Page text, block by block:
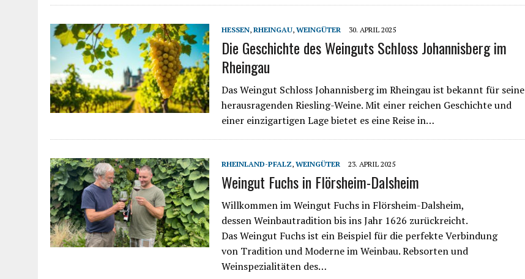
HESSEN, RHEINGAU, WEINGÜTER 30. APRIL 2025
Die Geschichte des Weinguts Schloss Johannisberg im
Rheingau
Das Weingut Schloss Johannisberg im Rheingau ist bekannt für seine
herausragenden Riesling-Weine. Mit einer reichen Geschichte und
einer einzigartigen Lage bietet es eine Reise in…
RHEINLAND-PFALZ, WEINGÜTER 23. APRIL 2025
Weingut Fuchs in Flörsheim-Dalsheim
Willkommen im Weingut Fuchs in Flörsheim-Dalsheim,
dessen Weinbautradition bis ins Jahr 1626 zurückreicht.
Das Weingut Fuchs ist ein Beispiel für die perfekte Verbindung
von Tradition und Moderne im Weinbau. Rebsorten und
Weinspezialitäten des…